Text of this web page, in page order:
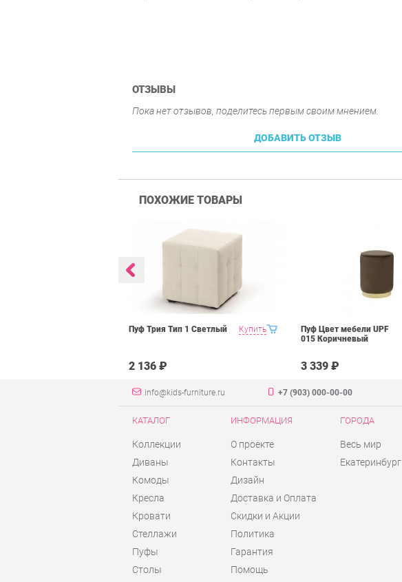
ОТЗЫВЫ
Пока нет отзывов, поделитесь первым своим мнением.
ДОБАВИТЬ ОТЗЫВ
ПОХОЖИЕ ТОВАРЫ
Купить
Пуф Трия Тип 1 Светлый
2 136 ₽
Пуф Цвет мебели UPF
015 Коричневый
3 339 ₽
info@kids-furniture.ru +7 (903) 000-00-00
КАТАЛОГ
Коллекции
Диваны
Комоды
Кресла
Кровати
Стеллажи
Пуфы
Столы
ИНФОРМАЦИЯ
О проекте
Контакты
Дизайн
Доставка и Оплата
Скидки и Акции
Политика
Гарантия
Помощь
ГОРОДА
Весь мир
Екатеринбург